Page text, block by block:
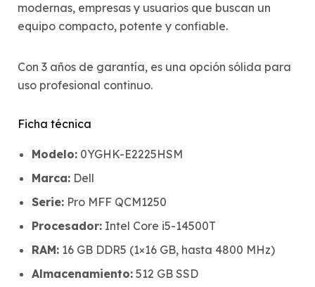
modernas, empresas y usuarios que buscan un
equipo compacto, potente y confiable.
Con 3 años de garantía, es una opción sólida para
uso profesional continuo.
Ficha técnica
Modelo: 0YGHK-E2225HSM
Marca: Dell
Serie: Pro MFF QCM1250
Procesador: Intel Core i5-14500T
RAM: 16 GB DDR5 (1×16 GB, hasta 4800 MHz)
Almacenamiento: 512 GB SSD